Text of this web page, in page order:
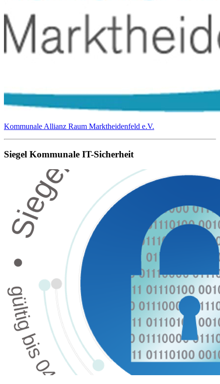
Kommunale Allianz Raum Marktheidenfeld e.V.
Siegel Kommunale IT-Sicherheit